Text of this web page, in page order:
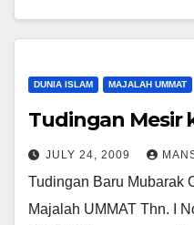
DUNIA ISLAM MAJALAH UMMAT
Tudingan Mesir
JULY 24, 2009
Tudingan Baru Mubarak
Majalah UMMAT Thn. I